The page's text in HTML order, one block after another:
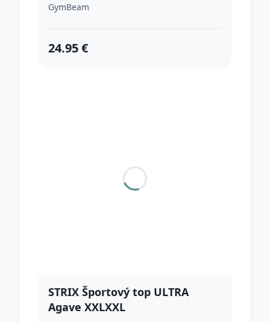
GymBeam
24.95 €
STRIX Športový top ULTRA
Agave XXLXXL